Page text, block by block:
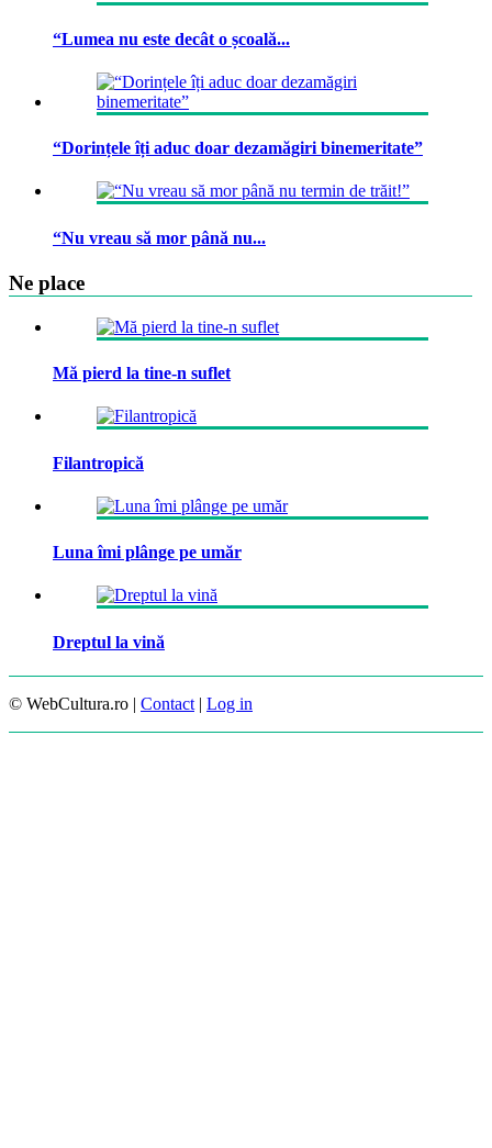
“Lumea nu este decât o școală...
“Dorințele îți aduc doar dezamăgiri binemeritate”
“Nu vreau să mor până nu...
Ne place
Mă pierd la tine-n suflet
Filantropică
Luna îmi plânge pe umăr
Dreptul la vină
© WebCultura.ro | Contact | Log in